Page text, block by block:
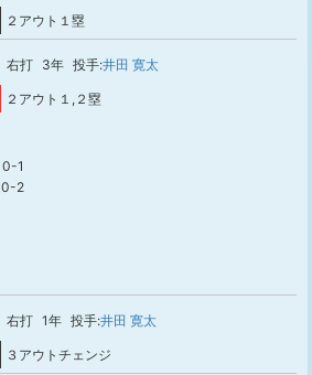
２アウト１塁
右打 3年 投手:井田 寛太
２アウト１,２塁
0-1
0-2
右打 1年 投手:井田 寛太
３アウトチェンジ